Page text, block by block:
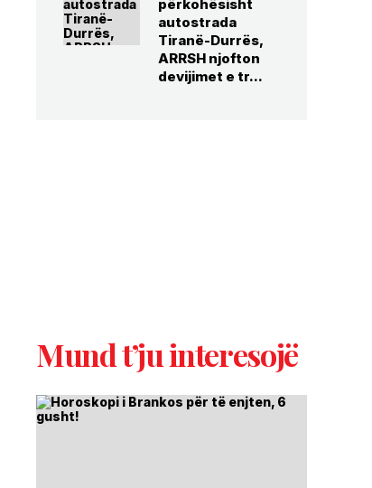
përkohësisht
autostrada
Tiranë-Durrës,
ARRSH njofton
devijimet e tr...
Mund t’ju interesojë